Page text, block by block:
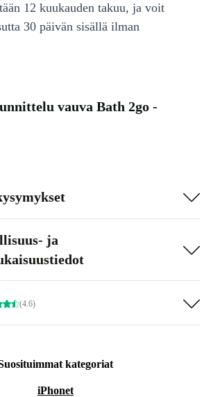
12 kuukauden takuu, ja voit
30 päivän sisällä ilman
vauva Bath 2go -
ja
(4.6)
kategoriat
iPhonet